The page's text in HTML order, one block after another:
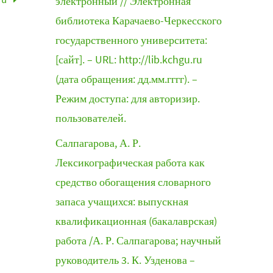
библиотека Карачаево-Черкесского
государственного университета:
[сайт]. – URL: http://lib.kchgu.ru
(дата обращения: дд.мм.гггг). –
Режим доступа: для авторизир.
пользователей.
Салпагарова, А. Р.
Лексикографическая работа как
средство обогащения словарного
запаса учащихся: выпускная
квалификационная (бакалаврская)
работа /А. Р. Салпагарова; научный
руководитель 3. К. Узденова –